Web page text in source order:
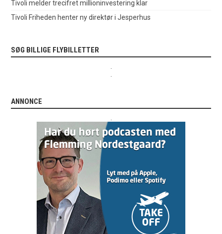
Tivoli melder trecifret millioninvestering klar
Tivoli Friheden henter ny direktør i Jesperhus
SØG BILLIGE FLYBILLETTER
ANNONCE